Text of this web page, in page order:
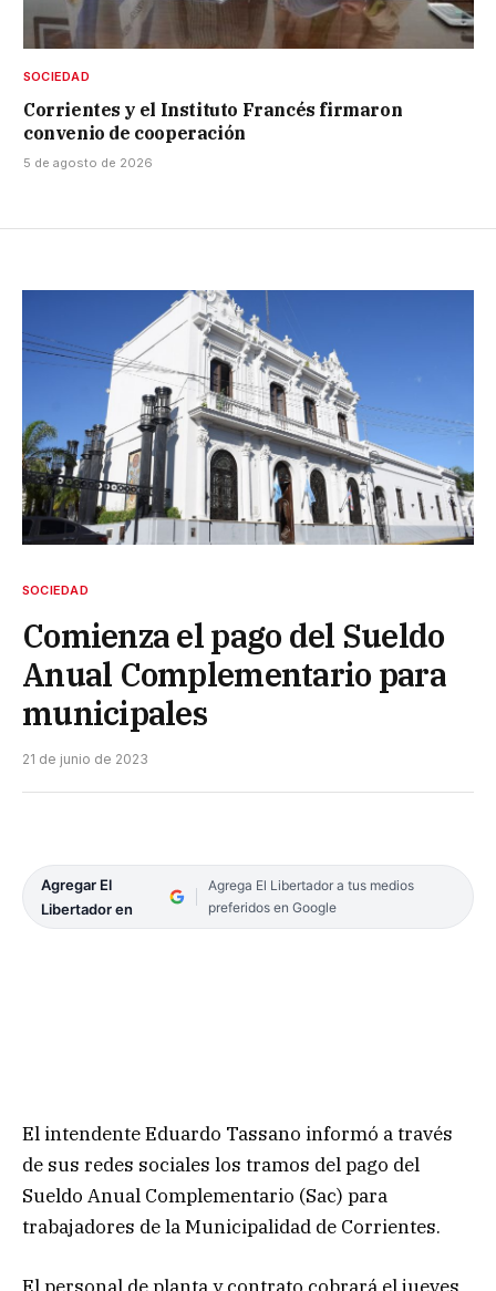
SOCIEDAD
Corrientes y el Instituto Francés firmaron
convenio de cooperación
5 de agosto de 2026
SOCIEDAD
Comienza el pago del Sueldo
Anual Complementario para
municipales
21 de junio de 2023
Agregar El
Libertador en
Agrega El Libertador a tus medios
preferidos en Google
El intendente Eduardo Tassano informó a través
de sus redes sociales los tramos del pago del
Sueldo Anual Complementario (Sac) para
trabajadores de la Municipalidad de Corrientes.